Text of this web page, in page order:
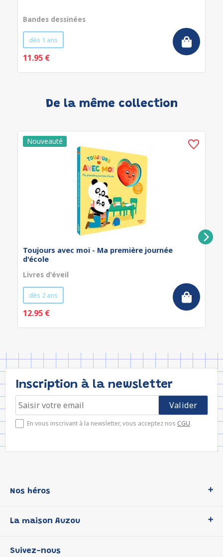
Bandes dessinées
dès 1 ans
11.95 €
De la même collection
Toujours avec moi - Ma première journée
d'école
Livres d'éveil
dès 2 ans
12.95 €
Inscription à la newsletter
En vous inscrivant à la newsletter, vous acceptez nos CGU.
Nos héros
P'tit Loup
La maison Auzou
Suivez-nous